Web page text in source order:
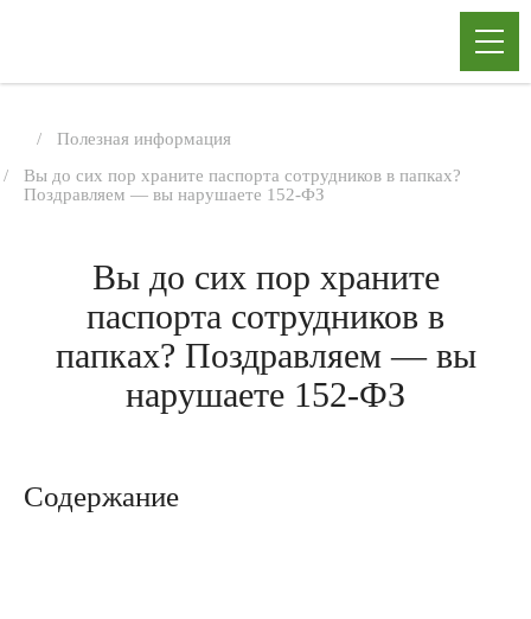
Полезная информация
Вы до сих пор храните паспорта сотрудников в папках?
Поздравляем — вы нарушаете 152-ФЗ
Вы до сих пор храните
паспорта сотрудников в
папках? Поздравляем — вы
нарушаете 152-ФЗ
Содержание